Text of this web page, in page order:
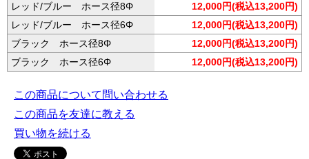
レッド/ブルー ホース径8Φ
12,000円(税込13,200円)
レッド/ブルー ホース径6Φ
12,000円(税込13,200円)
ブラック ホース径8Φ
12,000円(税込13,200円)
ブラック ホース径6Φ
12,000円(税込13,200円)
この商品について問い合わせる
この商品を友達に教える
買い物を続ける